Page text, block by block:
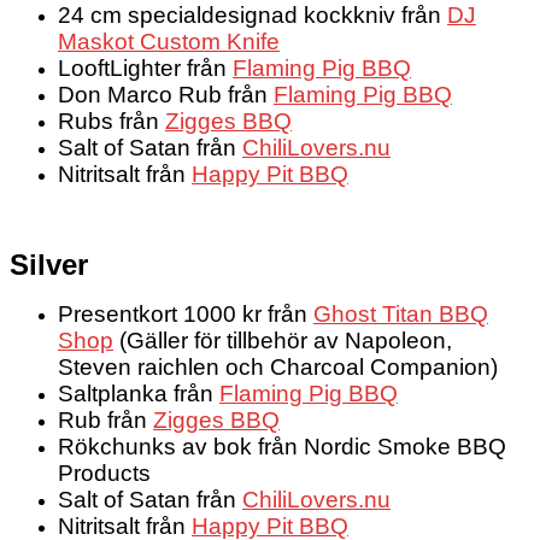
24 cm specialdesignad kockkniv från DJ
Maskot Custom Knife
LooftLighter från Flaming Pig BBQ
Don Marco Rub från Flaming Pig BBQ
Rubs från Zigges BBQ
Salt of Satan från ChiliLovers.nu
Nitritsalt från Happy Pit BBQ
Silver
Presentkort 1000 kr från Ghost Titan BBQ
Shop (Gäller för tillbehör av Napoleon,
Steven raichlen och Charcoal Companion)
Saltplanka från Flaming Pig BBQ
Rub från Zigges BBQ
Rökchunks av bok från Nordic Smoke BBQ
Products
Salt of Satan från ChiliLovers.nu
Nitritsalt från Happy Pit BBQ